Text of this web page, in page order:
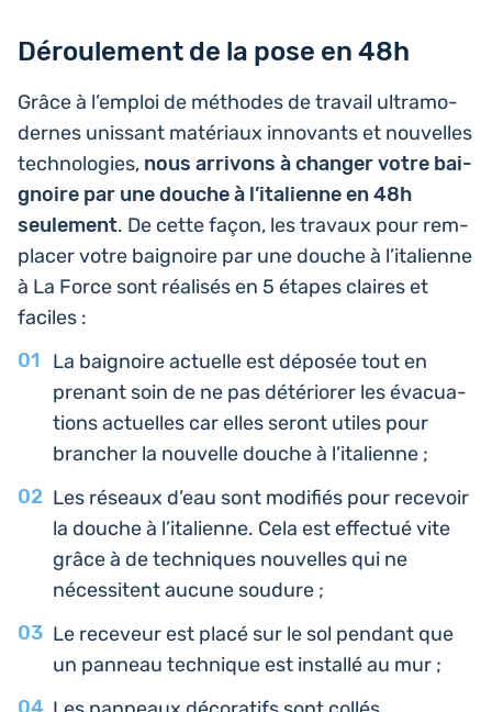
Déroulement de la pose en 48h
Grâce à l’em­ploi de méthodes de travail ultra­mo­
dernes unis­sant maté­riaux inno­vants et nou­velles
tech­no­lo­gies, nous arri­vons à changer votre bai­
gnoire par une douche à l’i­ta­lienne en 48h
seule­ment. De cette façon, les travaux pour rem­
pla­cer votre bai­gnoire par une douche à l’i­ta­lienne
à La Force sont réa­li­sés en 5 étapes claires et
faciles :
La bai­gnoire actuelle est déposée tout en
prenant soin de ne pas dété­rio­rer les éva­cua­
tions actuelles car elles seront utiles pour
bran­cher la nou­velle douche à l’italienne ;
Les réseaux d’eau sont modi­fiés pour rece­voir
la douche à l’i­ta­lienne. Cela est effec­tué vite
grâce à de tech­niques nou­velles qui ne
néces­sitent aucune soudure ;
Le rece­veur est placé sur le sol pendant que
un panneau tech­nique est ins­tal­lé au mur ;